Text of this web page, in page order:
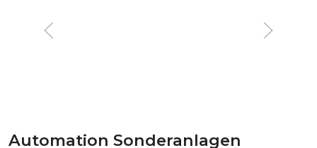
Automation Sonderanlagen